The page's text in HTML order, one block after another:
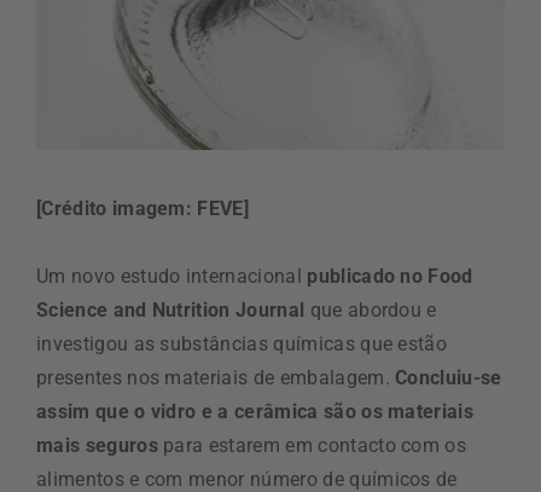
[Crédito imagem: FEVE]
Um novo estudo internacional publicado no Food
Science and Nutrition Journal que abordou e
investigou as substâncias químicas que estão
presentes nos materiais de embalagem. Concluiu-se
assim que o vidro e a cerâmica são os materiais
mais segurospara estarem em contacto com os
alimentos e com menor número de químicos de